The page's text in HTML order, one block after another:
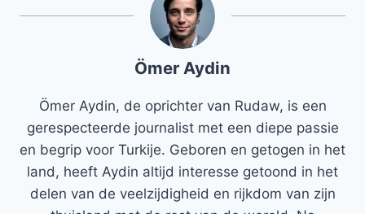
Ömer Aydin
Ömer Aydin, de oprichter van Rudaw, is een
gerespecteerde journalist met een diepe passie
en begrip voor Turkije. Geboren en getogen in het
land, heeft Aydin altijd interesse getoond in het
delen van de veelzijdigheid en rijkdom van zijn